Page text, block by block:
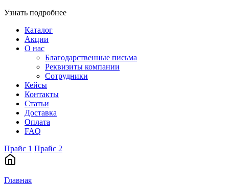
Узнать подробнее
Каталог
Акции
О нас
Благодарственные письма
Реквизиты компании
Сотрудники
Кейсы
Контакты
Статьи
Доставка
Оплата
FAQ
Прайс 1 Прайс 2
Главная